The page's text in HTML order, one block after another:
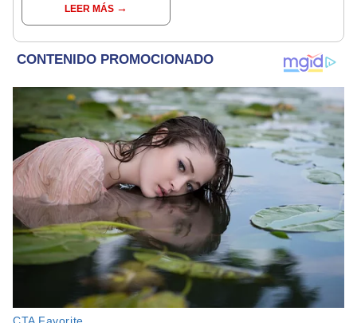
residuos radiactivos
con fugas
LEER MÁS